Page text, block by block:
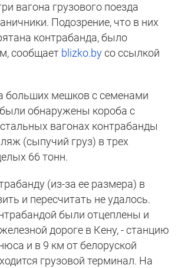
вагона грузового поезда
Подозрение, что в них
контрабанда, было
сообщает blizko.byсо ссылкой
больших мешков с семенами
обнаружены короба с
вагонах контрабанды
(сыпучий груз) в трех
66 тонн.
(из-за ее размера) в
и пересчитать не удалось.
были отцеплены и
дороге в Кену, - станцию
и в 9 км от белоруской
грузовой терминал. На